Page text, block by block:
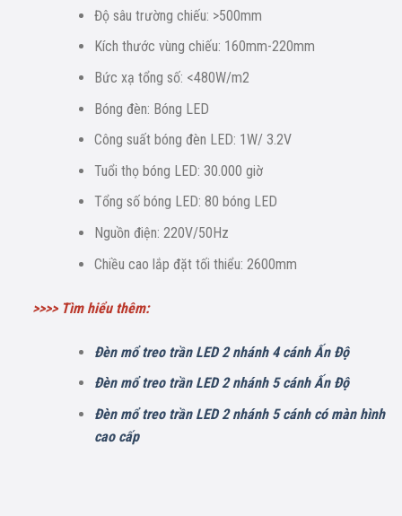
Độ sâu trường chiếu: >500mm
Kích thước vùng chiếu: 160mm-220mm
Bức xạ tổng số: <480W/m2
Bóng đèn: Bóng LED
Công suất bóng đèn LED: 1W/ 3.2V
Tuổi thọ bóng LED: 30.000 giờ
Tổng số bóng LED: 80 bóng LED
Nguồn điện: 220V/50Hz
Chiều cao lắp đặt tối thiểu: 2600mm
>>>> Tìm hiểu thêm:
Đèn mổ treo trần LED 2 nhánh 4 cánh Ấn Độ
Đèn mổ treo trần LED 2 nhánh 5 cánh Ấn Độ
Đèn mổ treo trần LED 2 nhánh 5 cánh có màn hình
cao cấp